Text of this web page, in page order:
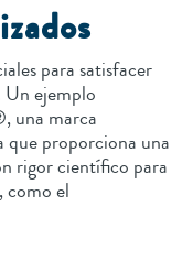
para satisfacer
Un ejemplo
una marca
que proporciona una
rigor científico para
como el